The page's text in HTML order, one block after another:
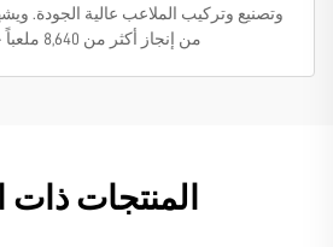
وتصنيع وتركيب الملاعب عالية الجودة.
من إنجاز أكثر من 8,640 ملعباً حول العالم.
المنتجات ذات